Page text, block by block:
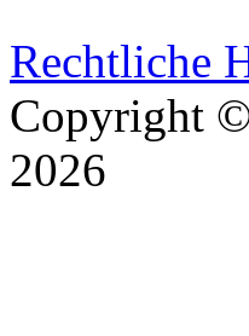
Rechtliche
Copyright
2026